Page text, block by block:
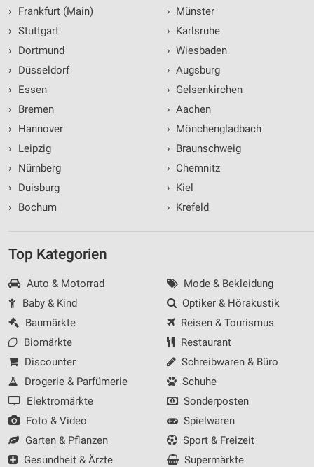
›
Frankfurt (Main)
› Stuttgart
›
Dortmund
›
Düsseldorf
›
Essen
›
Bremen
›
Hannover
›
Leipzig
›
Nürnberg
›
Duisburg
›
Bochum
› Münster
› Karlsruhe
› Wiesbaden
› Augsburg
› Gelsenkirchen
› Aachen
› Mönchengladbach
› Braunschweig
› Chemnitz
› Kiel
› Krefeld
Top Kategorien
Auto & Motorrad
Baby & Kind
Baumärkte
Biomärkte
Discounter
Drogerie & Parfümerie
Elektromärkte
Foto & Video
Garten & Pflanzen
Gesundheit & Ärzte
Mode & Bekleidung
Optiker & Hörakustik
Reisen & Tourismus
Restaurant
Schreibwaren & Büro
Schuhe
Sonderposten
Spielwaren
Sport & Freizeit
Supermärkte